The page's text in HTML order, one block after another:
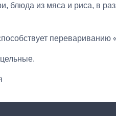
блюда из мяса и риса, в
перевариванию